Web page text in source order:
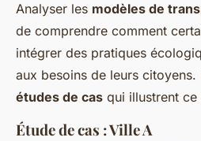
Analyser les modèles de
de comprendre comment
intégrer des pratiques
aux besoins de leurs
études de cas qui illustrent ce
Étude de cas : Ville A